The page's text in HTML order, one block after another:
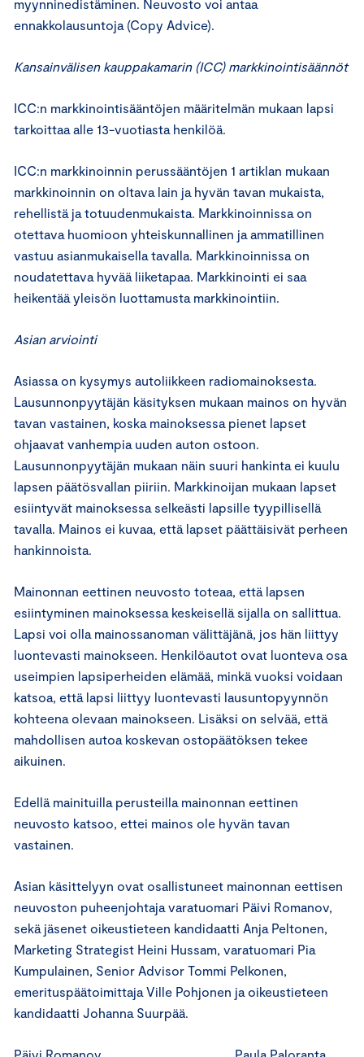
myynninedistäminen. Neuvosto voi antaa
ennakkolausuntoja (Copy Advice).
Kansainvälisen kauppakamarin (ICC) markkinointisäännöt
ICC:n markkinointisääntöjen määritelmän mukaan lapsi
tarkoittaa alle 13-vuotiasta henkilöä.
ICC:n markkinoinnin perussääntöjen 1 artiklan mukaan
markkinoinnin on oltava lain ja hyvän tavan mukaista,
rehellistä ja totuudenmukaista. Markkinoinnissa on
otettava huomioon yhteiskunnallinen ja ammatillinen
vastuu asianmukaisella tavalla. Markkinoinnissa on
noudatettava hyvää liiketapaa. Markkinointi ei saa
heikentää yleisön luottamusta markkinointiin.
Asian arviointi
Asiassa on kysymys autoliikkeen radiomainoksesta.
Lausunnonpyytäjän käsityksen mukaan mainos on hyvän
tavan vastainen, koska mainoksessa pienet lapset
ohjaavat vanhempia uuden auton ostoon.
Lausunnonpyytäjän mukaan näin suuri hankinta ei kuulu
lapsen päätösvallan piiriin. Markkinoijan mukaan lapset
esiintyvät mainoksessa selkeästi lapsille tyypillisellä
tavalla. Mainos ei kuvaa, että lapset päättäisivät perheen
hankinnoista.
Mainonnan eettinen neuvosto toteaa, että lapsen
esiintyminen mainoksessa keskeisellä sijalla on sallittua.
Lapsi voi olla mainossanoman välittäjänä, jos hän liittyy
luontevasti mainokseen. Henkilöautot ovat luonteva osa
useimpien lapsiperheiden elämää, minkä vuoksi voidaan
katsoa, että lapsi liittyy luontevasti lausuntopyynnön
kohteena olevaan mainokseen. Lisäksi on selvää, että
mahdollisen autoa koskevan ostopäätöksen tekee
aikuinen.
Edellä mainituilla perusteilla mainonnan eettinen
neuvosto katsoo, ettei mainos ole hyvän tavan
vastainen.
Asian käsittelyyn ovat osallistuneet mainonnan eettisen
neuvoston puheenjohtaja varatuomari Päivi Romanov,
sekä jäsenet oikeustieteen kandidaatti Anja Peltonen,
Marketing Strategist Heini Hussam, varatuomari Pia
Kumpulainen, Senior Advisor Tommi Pelkonen,
emerituspäätoimittaja Ville Pohjonen ja oikeustieteen
kandidaatti Johanna Suurpää.